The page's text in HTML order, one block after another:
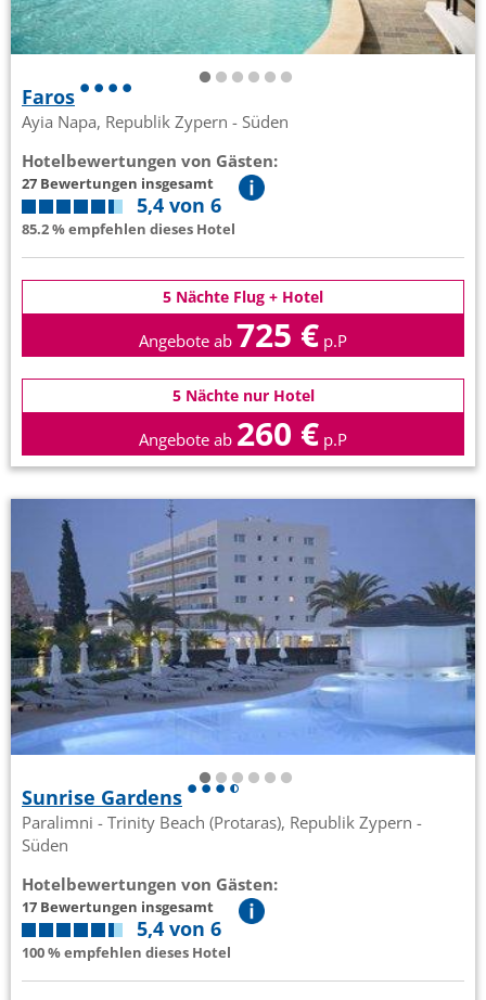
Faros
Ayia Napa, Republik Zypern - Süden
Hotelbewertungen von Gästen:
27 Bewertungen insgesamt
5,4 von 6
85.2 % empfehlen dieses Hotel
5 Nächte Flug + Hotel
Angebote ab 725 € p.P
5 Nächte nur Hotel
Angebote ab 260 € p.P
Sunrise Gardens
Paralimni - Trinity Beach (Protaras), Republik Zypern -
Süden
Hotelbewertungen von Gästen:
17 Bewertungen insgesamt
5,4 von 6
100 % empfehlen dieses Hotel